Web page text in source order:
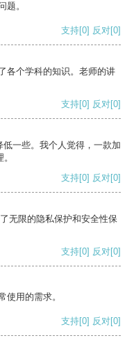
题。
支持[0] 反对[0]
各个学科的知识。老师的讲
支持[0] 反对[0]
一些。我个人觉得，一款加
支持[0] 反对[0]
无限的隐私保护和安全性保
支持[0] 反对[0]
使用的需求。
支持[0] 反对[0]